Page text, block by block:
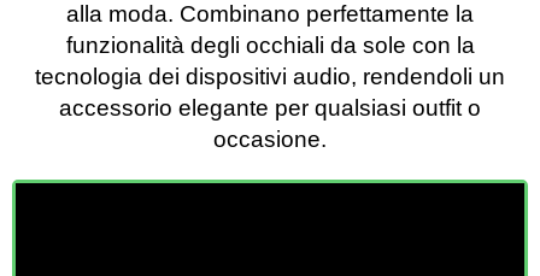
alla moda. Combinano perfettamente la
funzionalità degli occhiali da sole con la
tecnologia dei dispositivi audio, rendendoli un
accessorio elegante per qualsiasi outfit o
occasione.